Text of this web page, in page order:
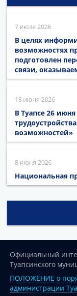
7 июля 2026
В целях
возможностях
подготовлен
связи,
18 июня 2026
В Туапсе 26
возможностей»
8 июня 2026
Национальная
Официальный
Туапсинского
ПОЛОЖЕНИЕ о
администрации